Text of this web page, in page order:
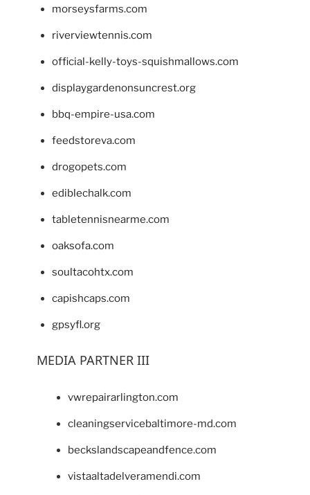
morseysfarms.com
riverviewtennis.com
official-kelly-toys-squishmallows.com
displaygardenonsuncrest.org
bbq-empire-usa.com
feedstoreva.com
drogopets.com
ediblechalk.com
tabletennisnearme.com
oaksofa.com
soultacohtx.com
capishcaps.com
gpsyfl.org
MEDIA PARTNER III
vwrepairarlington.com
cleaningservicebaltimore-md.com
beckslandscapeandfence.com
vistaaltadelveramendi.com